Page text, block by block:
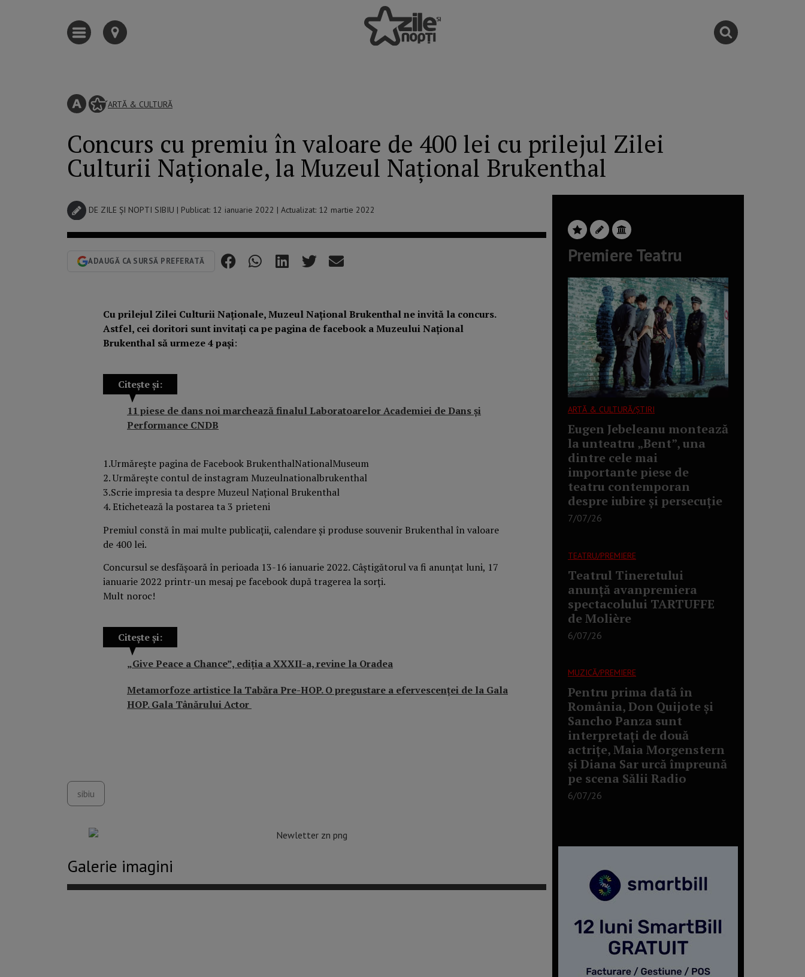
ARTĂ & CULTURĂ
Concurs cu premiu în valoare de 400 lei cu prilejul Zilei
Culturii Naționale, la Muzeul Național Brukenthal
DE ZILE ȘI NOPTI SIBIU | Publicat: 12 ianuarie 2022 | Actualizat: 12 martie 2022
ADAUGĂ CA SURSĂ PREFERATĂ
Cu prilejul Zilei Culturii Naționale, Muzeul Național Brukenthal ne invită la concurs.
Astfel, cei doritori sunt invitați ca pe pagina de facebook a Muzeului Național
Brukenthal să urmeze 4 paşi:
Citește și:
11 piese de dans noi marchează finalul Laboratoarelor Academiei de Dans și
Performance CNDB
1.Urmărește pagina de Facebook BrukenthalNationalMuseum
2. Urmărește contul de instagram Muzeulnationalbrukenthal
3.Scrie impresia ta despre Muzeul Național Brukenthal
4. Etichetează la postarea ta 3 prieteni
Premiul constă în mai multe publicații, calendare și produse souvenir Brukenthal în valoare
de 400 lei.
Concursul se desfășoară în perioada 13-16 ianuarie 2022. Câștigătorul va fi anunțat luni, 17
ianuarie 2022 printr-un mesaj pe facebook după tragerea la sorți.
Mult noroc!
Citește și:
„Give Peace a Chance”, ediția a XXXII-a, revine la Oradea
Metamorfoze artistice la Tabăra Pre-HOP. O pregustare a efervescenței de la Gala
HOP. Gala Tânărului Actor
sibiu
Galerie imagini
Premiere Teatru
ARTĂ & CULTURĂ/ȘTIRI
Eugen Jebeleanu montează
la unteatru „Bent”, una
dintre cele mai
importante piese de
teatru contemporan
despre iubire și persecuție
7/07/26
TEATRU/PREMIERE
Teatrul Tineretului
anunță avanpremiera
spectacolului TARTUFFE
de Molière
6/07/26
MUZICĂ/PREMIERE
Pentru prima dată în
România, Don Quijote și
Sancho Panza sunt
interpretați de două
actrițe, Maia Morgenstern
și Diana Sar urcă împreună
pe scena Sălii Radio
6/07/26